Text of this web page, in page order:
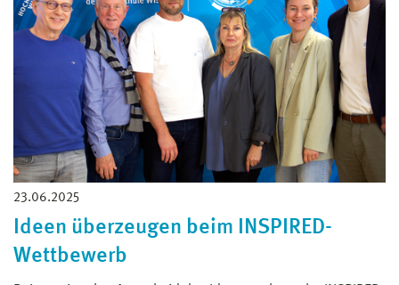
23.06.2025
Ideen überzeugen beim INSPIRED-
Wettbewerb